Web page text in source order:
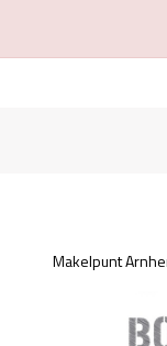
Makelpunt